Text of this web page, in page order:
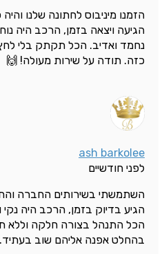
הזמנו מיניבוס לחתונה שלנו
הגיעה ויצאה בזמן, הרכב היה
נחמד ואדיב. הכל תקתק בלי
כזה. תודה על שירות מעולה! 🙌
ash barkolee
לפני חודשיים
השתמשתי בשירותים החברה
הגיע בדיוק בזמן, הרכב היה נקי
הכל התנהל בצורה חלקה וללא
בהחלט אפנה אליהם שוב בעתיד.